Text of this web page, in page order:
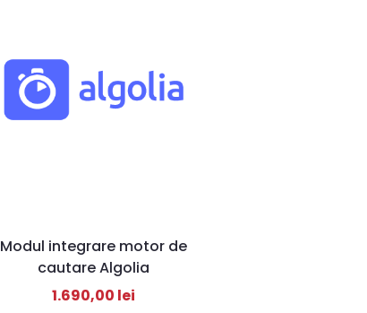
Modul integrare motor de
cautare Algolia
1.690,00 lei